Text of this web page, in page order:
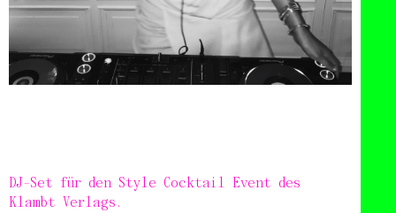
DJ-Set für den Style Cocktail Event des
Klambt Verlags.